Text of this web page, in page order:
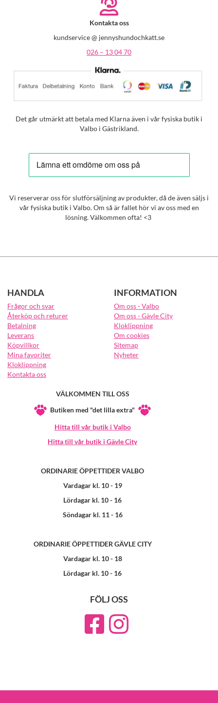
Kontakta oss
kundservice @ jennyshundochkatt.se
026 – 13 04 70
Det går utmärkt att betala med Klarna även i vår fysiska butik i
Valbo i Gästrikland.
Vi reserverar oss för slutförsäljning av produkter, då de även säljs i
vår fysiska butik i Valbo. Om så är fallet hör vi av oss med en
lösning. Välkommen ofta! <3
HANDLA
Frågor och svar
Återköp och returer
Betalning
Leverans
Köpvillkor
Mina favoriter
Kloklippning
Kontakta oss
INFORMATION
Om oss - Valbo
Om oss - Gävle City
Kloklippning
Om cookies
Sitemap
Nyheter
VÄLKOMMEN TILL OSS
Butiken med "det lilla extra"
Hitta till vår butik i Valbo
Hitta till vår butik i Gävle City
ORDINARIE ÖPPETTIDER VALBO
Vardagar kl. 10 - 19
Lördagar kl. 10 - 16
Söndagar kl. 11 - 16
ORDINARIE ÖPPETTIDER GÄVLE CITY
Vardagar kl. 10 - 18
Lördagar kl. 10 - 16
FÖLJ OSS